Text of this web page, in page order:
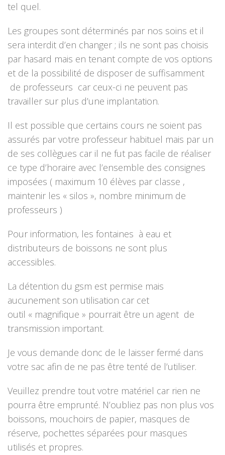
tel quel.
Les groupes sont déterminés par nos soins et il
sera interdit d’en changer ; ils ne sont pas choisis
par hasard mais en tenant compte de vos options
et de la possibilité de disposer de suffisamment
de professeurs car ceux-ci ne peuvent pas
travailler sur plus d’une implantation.
Il est possible que certains cours ne soient pas
assurés par votre professeur habituel mais par un
de ses collègues car il ne fut pas facile de réaliser
ce type d’horaire avec l’ensemble des consignes
imposées ( maximum 10 élèves par classe ,
maintenir les « silos », nombre minimum de
professeurs )
Pour information, les fontaines à eau et
distributeurs de boissons ne sont plus
accessibles.
La détention du gsm est permise mais
aucunement son utilisation car cet
outil « magnifique » pourrait être un agent de
transmission important.
Je vous demande donc de le laisser fermé dans
votre sac afin de ne pas être tenté de l’utiliser.
Veuillez prendre tout votre matériel car rien ne
pourra être emprunté. N’oubliez pas non plus vos
boissons, mouchoirs de papier, masques de
réserve, pochettes séparées pour masques
utilisés et propres.